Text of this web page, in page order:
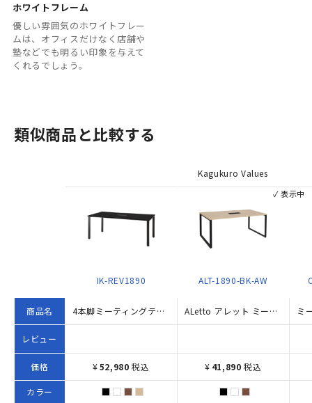
ホワイトフレーム
優しい雰囲気のホワイトフレー
ムは、オフィスだけなく店舗や
塾などでも明るい印象を与えて
くれるでしょう。
類似商品と比較する
商品名
レビュー
価格
カラー
IK-REV1890
✓ 表示中
4本脚ミーティングテーブル REVシリーズ （W1800×D900×H720）
¥52,980 税込
Kagukuro Values
ALT-1890-BK-AW
ALetto アレット ミーティングテーブル W1800×D900×H720 その他木目
¥ 41,890 税込